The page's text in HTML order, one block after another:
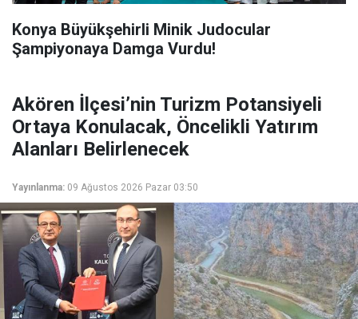
Konya Büyükşehirli Minik Judocular
Şampiyonaya Damga Vurdu!
Akören İlçesi’nin Turizm Potansiyeli
Ortaya Konulacak, Öncelikli Yatırım
Alanları Belirlenecek
Yayınlanma: 09 Ağustos 2026 Pazar 03:50